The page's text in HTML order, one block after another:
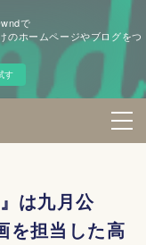
で
のホームページやブログをつ
す
は九月公
を担当した高